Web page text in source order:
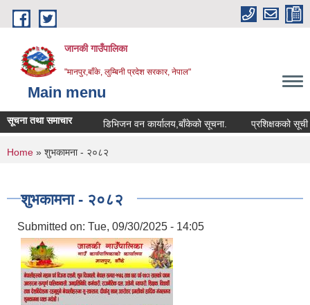
Skip to main content
जानकी गाउँपालिका
"मानपुर,बाँके, लुम्बिनी प्रदेश सरकार, नेपाल"
Main menu
सूचना तथा समाचार डिभिजन वन कार्यालय,बाँकेको सूचना. प्रशिक्षकको सूची
You are here
Home » शुभकामना - २०८२
शुभकामना - २०८२
Submitted on: Tue, 09/30/2025 - 14:05